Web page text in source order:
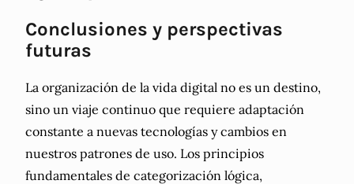
Conclusiones y perspectivas
futuras
La organización de la vida digital no es un destino,
sino un viaje continuo que requiere adaptación
constante a nuevas tecnologías y cambios en
nuestros patrones de uso. Los principios
fundamentales de categorización lógica,